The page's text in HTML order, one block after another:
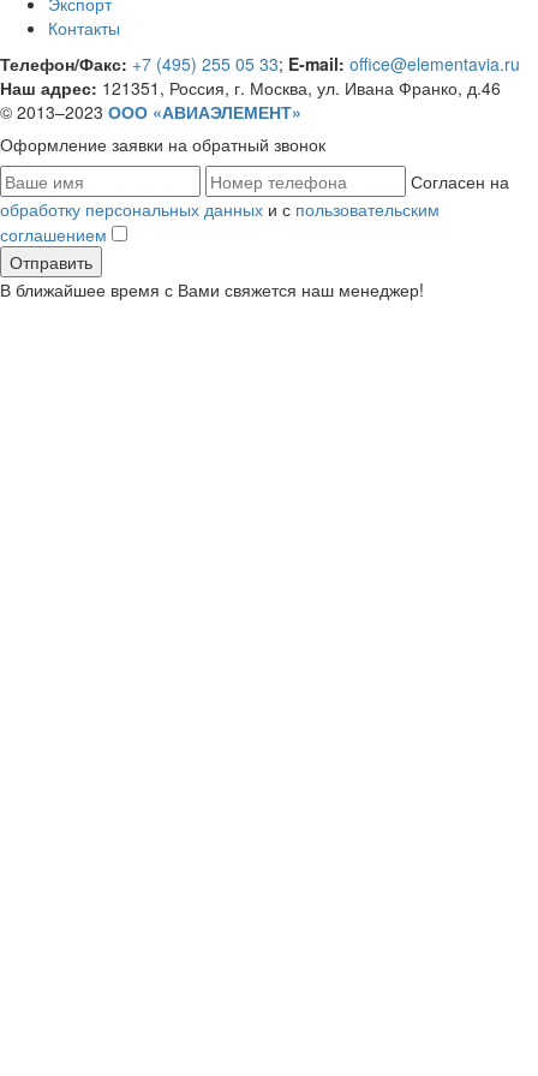
Контакты
Телефон/Факс: +7 (495) 255 05 33; E-mail: office@elementavia.ru
Наш адрес: 121351, Россия, г. Москва, ул. Ивана Франко, д.46
© 2013–2023 ООО «АВИАЭЛЕМЕНТ»
Оформление заявки на обратный звонок
Согласен на
обработку персональных данных и с пользовательским
соглашением
В ближайшее время с Вами свяжется наш менеджер!